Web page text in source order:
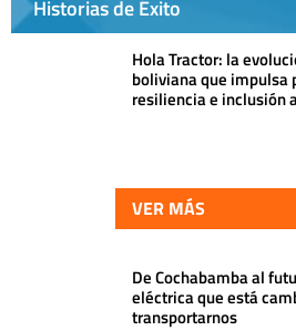
Historias de Éxito
Hola Tractor: la
boliviana que impulsa
resiliencia e inclusión
VER MÁS
De Cochabamba al
eléctrica que está
transportarnos